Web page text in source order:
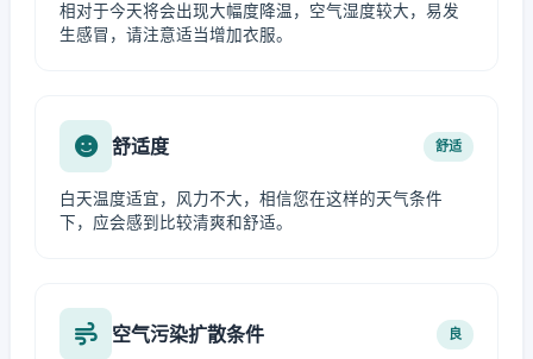
相对于今天将会出现大幅度降温，空气湿度较大，易发
生感冒，请注意适当增加衣服。
舒适度 舒适
白天温度适宜，风力不大，相信您在这样的天气条件
下，应会感到比较清爽和舒适。
空气污染扩散条件 良